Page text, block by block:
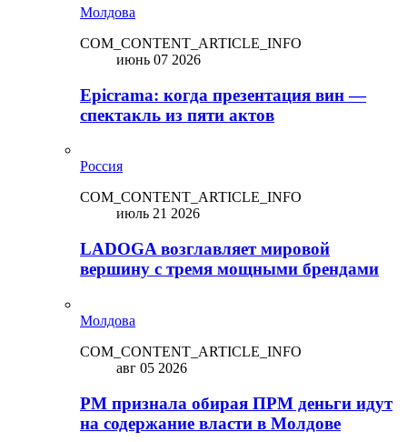
Молдова
COM_CONTENT_ARTICLE_INFO
июнь 07 2026
Epicrama: когда презентация вин —
спектакль из пяти актов
Россия
COM_CONTENT_ARTICLE_INFO
июль 21 2026
LADOGA возглавляет мировой
вершину с тремя мощными брендами
Молдова
COM_CONTENT_ARTICLE_INFO
авг 05 2026
PM признала обирая ПРМ деньги идут
на содержание власти в Молдове